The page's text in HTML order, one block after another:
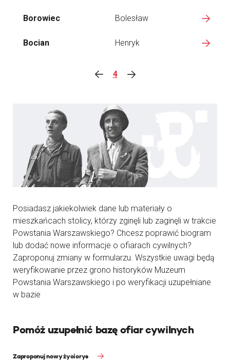
Borowiec Bolesław
Bocian Henryk
4
Posiadasz jakiekolwiek dane lub materiały o
mieszkańcach stolicy, którzy zginęli lub zaginęli w trakcie
Powstania Warszawskiego? Chcesz poprawić biogram
lub dodać nowe informacje o ofiarach cywilnych?
Zaproponuj zmiany w formularzu. Wszystkie uwagi będą
weryfikowanie przez grono historyków Muzeum
Powstania Warszawskiego i po weryfikacji uzupełniane
w bazie
Pomóż uzupełnić bazę ofiar cywilnych
Zaproponuj nowy życiorys